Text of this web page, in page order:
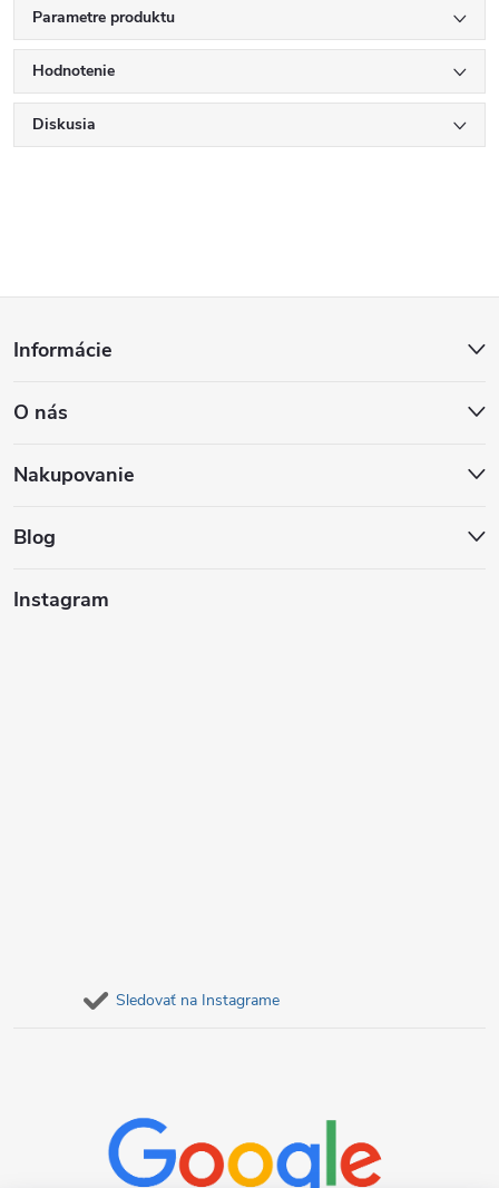
Parametre produktu
Hodnotenie
Diskusia
p
ä
Informácie
O nás
Nakupovanie
Blog
Instagram
Sledovať na Instagrame